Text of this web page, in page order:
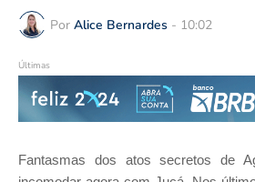
Por Alice Bernardes - 10:02
Últimas
Fantasmas dos atos secretos de